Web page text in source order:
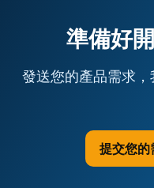
準備好
發送您的產品需求
提交您的